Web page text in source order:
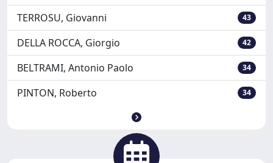
TERROSU, Giovanni 43
DELLA ROCCA, Giorgio 42
BELTRAMI, Antonio Paolo 34
PINTON, Roberto 34